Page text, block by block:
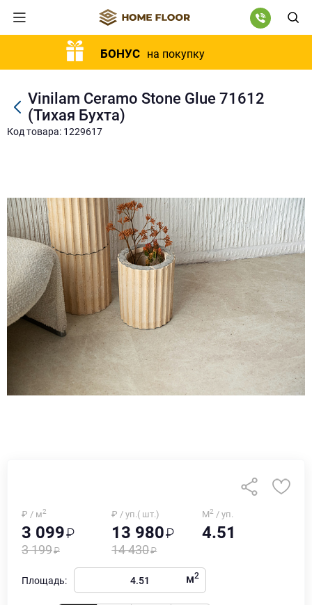
БОНУС на покупку
Vinilam Ceramo Stone Glue 71612
(Тихая Бухта)
Код товара: 1229617
₽ / м2
3 099
3 199
₽ / уп.( шт.)
13 980
14 430
М2 / уп.
4.51
Площадь: м2